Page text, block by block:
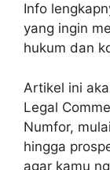
Info
yang ingin
hukum dan
Artikel ini
Legal
Numfor,
hingga
agar kamu